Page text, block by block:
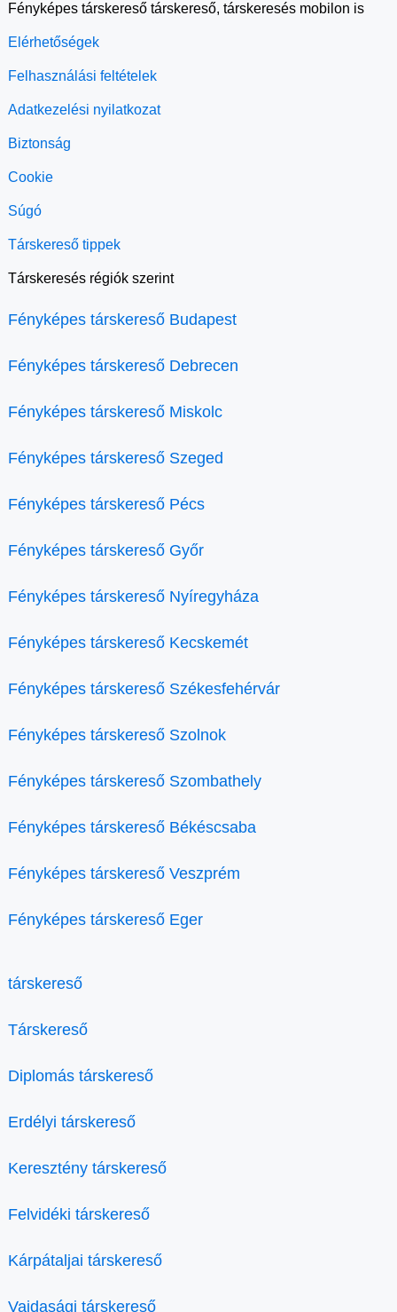
Fényképes társkereső társkereső, társkeresés mobilon is
Elérhetőségek
Felhasználási feltételek
Adatkezelési nyilatkozat
Biztonság
Cookie
Súgó
Társkereső tippek
Társkeresés régiók szerint
Fényképes társkereső Budapest
Fényképes társkereső Debrecen
Fényképes társkereső Miskolc
Fényképes társkereső Szeged
Fényképes társkereső Pécs
Fényképes társkereső Győr
Fényképes társkereső Nyíregyháza
Fényképes társkereső Kecskemét
Fényképes társkereső Székesfehérvár
Fényképes társkereső Szolnok
Fényképes társkereső Szombathely
Fényképes társkereső Békéscsaba
Fényképes társkereső Veszprém
Fényképes társkereső Eger
társkereső
Társkereső
Diplomás társkereső
Erdélyi társkereső
Keresztény társkereső
Felvidéki társkereső
Kárpátaljai társkereső
Vajdasági társkereső